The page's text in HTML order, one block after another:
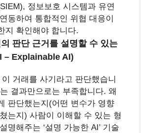
정보보호 시스템과 유연
동하여 통합적인 위협 대응이
지 확인해야 합니다.
의 판단 근거를 설명할 수 있는
– Explainable AI)
이 거래를 사기라고 판단했습니
결과만으로는 부족합니다. 왜
판단했는지(어떤 변수가 영향
는지) 사람이 이해할 수 있는 형
명해주는 ‘설명 가능한 AI’ 기술